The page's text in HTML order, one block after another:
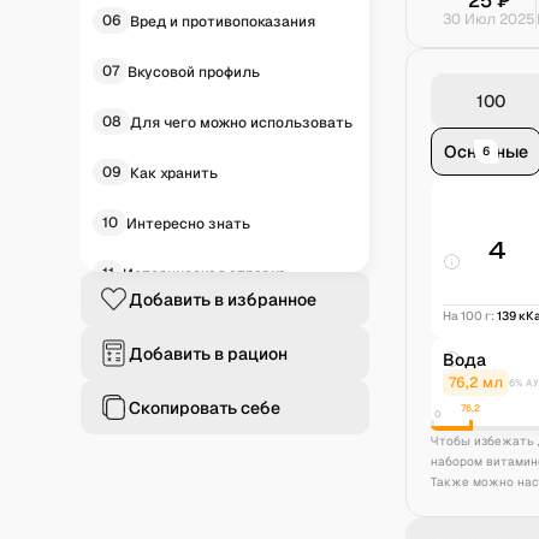
06 Вред и противопоказания
07 Вкусовой профиль
08 Для чего можно использовать
09 Как хранить
10 Интересно знать
11 Историческая справка
Добавить в избранное
Добавить в рацион
Скопировать себе
30 Июл 2025
Основные
6
4
На 100 г: 139
Вода
76,2 мл 6%
0 76,2
Чтобы избежать
набором
Также можно